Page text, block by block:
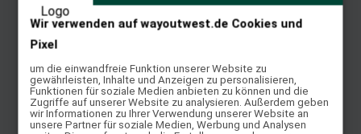
Esprit Performance
Weiterlesen
Quick View
Passion
Wir verwenden auf wayoutwest.de Cookies und
Pixel
um die einwandfreie Funktion unserer Website zu
gewährleisten, Inhalte und Anzeigen zu personalisieren,
Funktionen für soziale Medien anbieten zu können und die
Zugriffe auf unserer Website zu analysieren. Außerdem geben
wir Informationen zu Ihrer Verwendung unserer Website an
unsere Partner für soziale Medien, Werbung und Analysen